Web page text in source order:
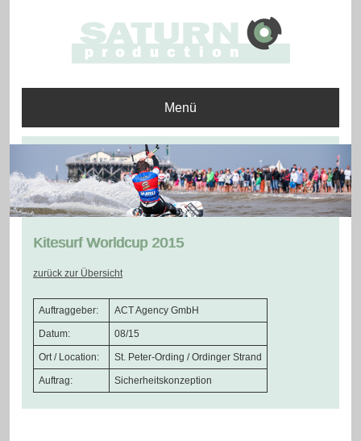
Menü
Kitesurf Worldcup 2015
zurück zur Übersicht
Auftraggeber: ACT Agency GmbH
Datum: 08/15
Ort / Location: St. Peter-Ording / Ordinger Strand
Auftrag: Sicherheitskonzeption